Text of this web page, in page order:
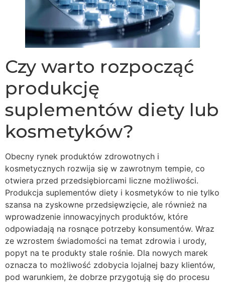
Czy warto rozpocząć
produkcję
suplementów diety lub
kosmetyków?
Obecny rynek produktów zdrowotnych i
kosmetycznych rozwija się w zawrotnym tempie, co
otwiera przed przedsiębiorcami liczne możliwości.
Produkcja suplementów diety i kosmetyków to nie tylko
szansa na zyskowne przedsięwzięcie, ale również na
wprowadzenie innowacyjnych produktów, które
odpowiadają na rosnące potrzeby konsumentów. Wraz
ze wzrostem świadomości na temat zdrowia i urody,
popyt na te produkty stale rośnie. Dla nowych marek
oznacza to możliwość zdobycia lojalnej bazy klientów,
pod warunkiem, że dobrze przygotują się do procesu